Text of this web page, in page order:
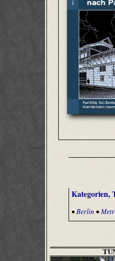
Kategorien,
• Berlin •